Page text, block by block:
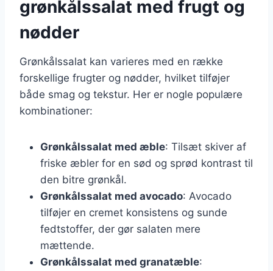
grønkålssalat med frugt og
nødder
Grønkålssalat kan varieres med en række
forskellige frugter og nødder, hvilket tilføjer
både smag og tekstur. Her er nogle populære
kombinationer:
Grønkålssalat med æble: Tilsæt skiver af
friske æbler for en sød og sprød kontrast til
den bitre grønkål.
Grønkålssalat med avocado: Avocado
tilføjer en cremet konsistens og sunde
fedtstoffer, der gør salaten mere
mættende.
Grønkålssalat med granatæble: